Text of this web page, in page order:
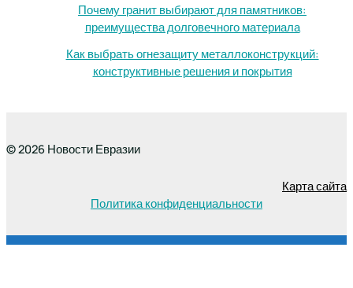
Почему гранит выбирают для памятников:
преимущества долговечного материала
Как выбрать огнезащиту металлоконструкций:
конструктивные решения и покрытия
© 2026 Новости Евразии
Карта сайта
Политика конфиденциальности